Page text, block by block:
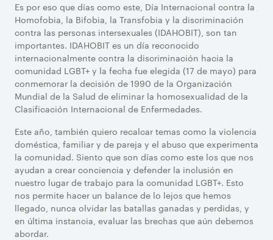
Es por eso que días como este, Día Internacional contra la
Homofobia, la Bifobia, la Transfobia y la discriminación
contra las personas intersexuales (IDAHOBIT), son tan
importantes. IDAHOBIT es un día reconocido
internacionalmente contra la discriminación hacia la
comunidad LGBT+ y la fecha fue elegida (17 de mayo) para
conmemorar la decisión de 1990 de la Organización
Mundial de la Salud de eliminar la homosexualidad de la
Clasificación Internacional de Enfermedades.
Este año, también quiero recalcar temas como la violencia
doméstica, familiar y de pareja y el abuso que experimenta
la comunidad. Siento que son días como este los que nos
ayudan a crear conciencia y defender la inclusión en
nuestro lugar de trabajo para la comunidad LGBT+. Esto
nos permite hacer un balance de lo lejos que hemos
llegado, nunca olvidar las batallas ganadas y perdidas, y
en última instancia, evaluar las brechas que aún debemos
abordar.